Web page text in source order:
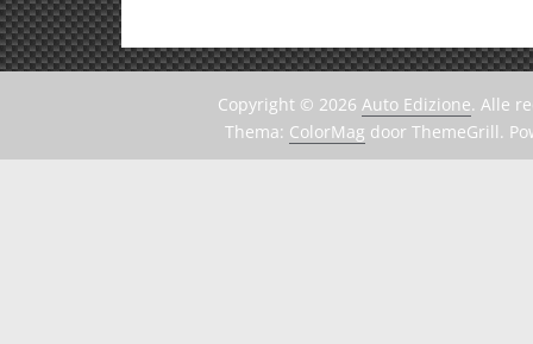
Copyright © 2026 Auto Edizione. Alle
Thema: ColorMag door ThemeGrill.